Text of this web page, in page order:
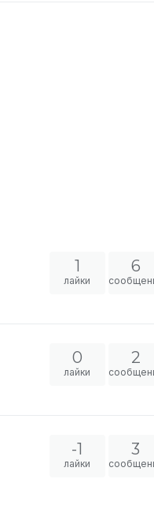
1
лайки
6
0
лайки
2
-1
лайки
3